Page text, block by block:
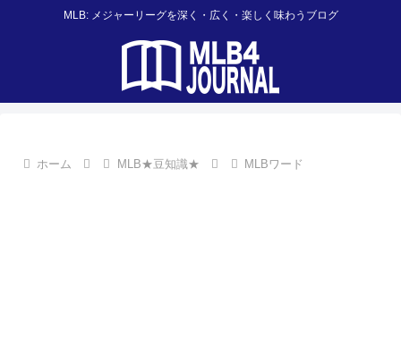
MLB: メジャーリーグを深く・広く・楽しく味わうブログ
ホーム MLB★豆知識★ MLBワード